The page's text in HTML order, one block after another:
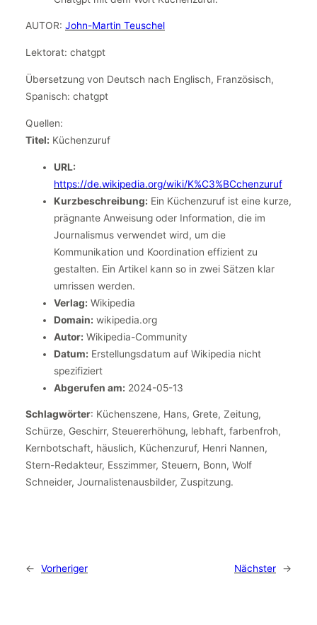
AUTOR: John-Martin Teuschel
Lektorat: chatgpt
Übersetzung von Deutsch nach Englisch, Französisch,
Spanisch: chatgpt
Quellen:
Titel: Küchenzuruf
URL:
https://de.wikipedia.org/wiki/K%C3%BCchenzuruf
Kurzbeschreibung: Ein Küchenzuruf ist eine kurze,
prägnante Anweisung oder Information, die im
Journalismus verwendet wird, um die
Kommunikation und Koordination effizient zu
gestalten. Ein Artikel kann so in zwei Sätzen klar
umrissen werden.
Verlag: Wikipedia
Domain: wikipedia.org
Autor: Wikipedia-Community
Datum: Erstellungsdatum auf Wikipedia nicht
spezifiziert
Abgerufen am: 2024-05-13
Schlagwörter: Küchenszene, Hans, Grete, Zeitung,
Schürze, Geschirr, Steuererhöhung, lebhaft, farbenfroh,
Kernbotschaft, häuslich, Küchenzuruf, Henri Nannen,
Stern-Redakteur, Esszimmer, Steuern, Bonn, Wolf
Schneider, Journalistenausbilder, Zuspitzung.
← Vorheriger Nächster →